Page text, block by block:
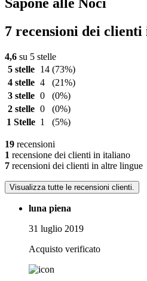
7 recensioni dei
4,6 su 5 stelle
5 stelle
14 (73%)
4 stelle 4
(21%)
3 stelle 0
(0%)
2 stelle 0
(0%)
1 Stelle 1 (5%)
19 recensioni
1 recensione dei clienti in italiano
7 recensioni dei clienti in altre lingue
Visualizza tutte le recensioni clienti.
luna piena
31 luglio 2019
Acquisto verificato